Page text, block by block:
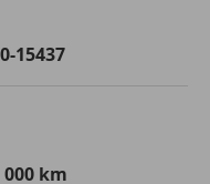
15437
000 km